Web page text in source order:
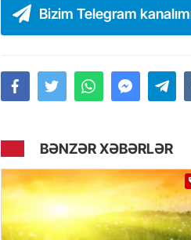
Bizim Telegram
BƏNZƏR XƏBƏRLƏR